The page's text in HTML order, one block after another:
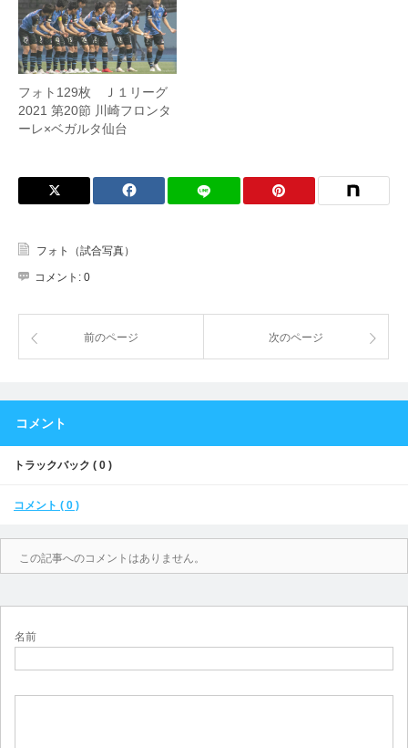
フォト129枚 Ｊ１リーグ
2021 第20節 川崎フロンタ
ーレ×ベガルタ仙台
フォト（試合写真）
コメント: 0
前のページ 次のページ
コメント
トラックバック ( 0 )
コメント ( 0 )
この記事へのコメントはありません。
名前